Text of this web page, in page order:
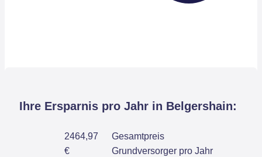
Ihre Ersparnis pro Jahr in Belgershain:
2464,97
€
Gesamtpreis
Grundversorger pro Jahr